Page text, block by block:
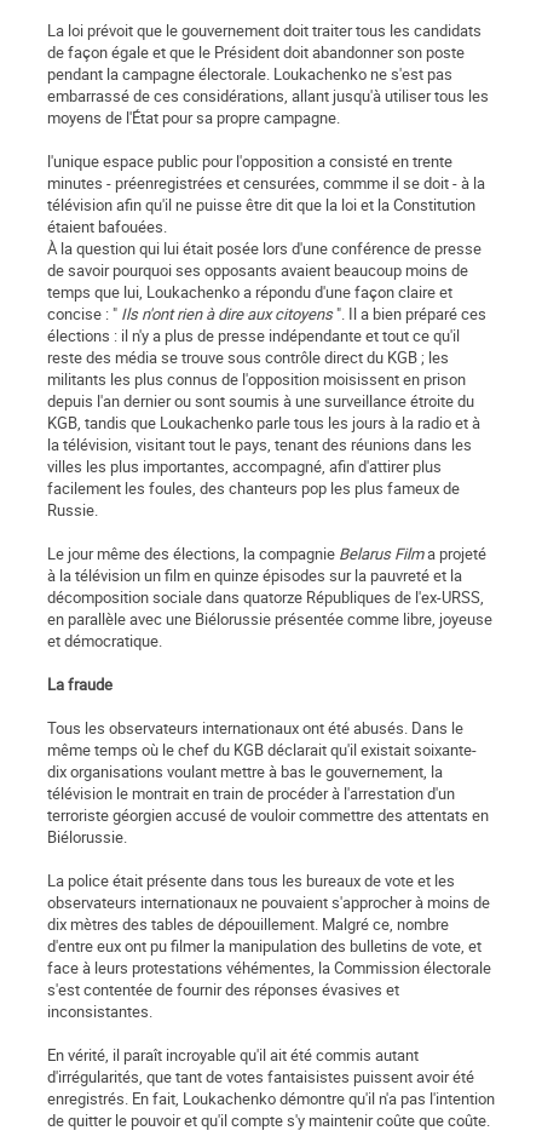
La loi prévoit que le gouvernement doit traiter tous les candidats
de façon égale et que le Président doit abandonner son poste
pendant la campagne électorale. Loukachenko ne s'est pas
embarrassé de ces considérations, allant jusqu'à utiliser tous les
moyens de l'État pour sa propre campagne.
l'unique espace public pour l'opposition a consisté en trente
minutes - préenregistrées et censurées, commme il se doit - à la
télévision afin qu'il ne puisse être dit que la loi et la Constitution
étaient bafouées.
À la question qui lui était posée lors d'une conférence de presse
de savoir pourquoi ses opposants avaient beaucoup moins de
temps que lui, Loukachenko a répondu d'une façon claire et
concise : " Ils n'ont rien à dire aux citoyens". Il a bien préparé ces
élections : il n'y a plus de presse indépendante et tout ce qu'il
reste des média se trouve sous contrôle direct du KGB ; les
militants les plus connus de l'opposition moisissent en prison
depuis l'an dernier ou sont soumis à une surveillance étroite du
KGB, tandis que Loukachenko parle tous les jours à la radio et à
la télévision, visitant tout le pays, tenant des réunions dans les
villes les plus importantes, accompagné, afin d'attirer plus
facilement les foules, des chanteurs pop les plus fameux de
Russie.
Le jour même des élections, la compagnie Belarus Filma projeté
à la télévision un film en quinze épisodes sur la pauvreté et la
décomposition sociale dans quatorze Républiques de l'ex-URSS,
en parallèle avec une Biélorussie présentée comme libre, joyeuse
et démocratique.
La fraude
Tous les observateurs internationaux ont été abusés. Dans le
même temps où le chef du KGB déclarait qu'il existait soixante-
dix organisations voulant mettre à bas le gouvernement, la
télévision le montrait en train de procéder à l'arrestation d'un
terroriste géorgien accusé de vouloir commettre des attentats en
Biélorussie.
La police était présente dans tous les bureaux de vote et les
observateurs internationaux ne pouvaient s'approcher à moins de
dix mètres des tables de dépouillement. Malgré ce, nombre
d'entre eux ont pu filmer la manipulation des bulletins de vote, et
face à leurs protestations véhémentes, la Commission électorale
s'est contentée de fournir des réponses évasives et
inconsistantes.
En vérité, il paraît incroyable qu'il ait été commis autant
d'irrégularités, que tant de votes fantaisistes puissent avoir été
enregistrés. En fait, Loukachenko démontre qu'il n'a pas l'intention
de quitter le pouvoir et qu'il compte s'y maintenir coûte que coûte.